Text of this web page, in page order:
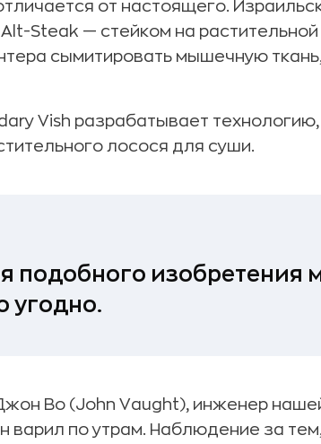
от настоящего.
Steak — стейком на
сымитировать мышечную
Vish разрабатывает
лосося для суши.
подобного изобретения
угодно.
Во (John Vaught), инженер
варил по утрам. Наблюдение за